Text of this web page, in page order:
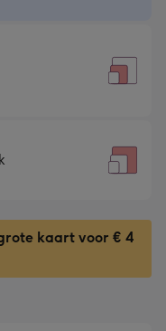
kaart voor € 4